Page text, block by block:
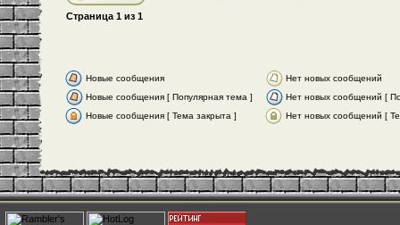
Страница 1 из 1
Новые сообщения
Нет новых сообщений
Новые сообщения [ Популярная тема ]
Нет новых сообщений [
Новые сообщения [ Тема закрыта ]
Нет новых сообщений [